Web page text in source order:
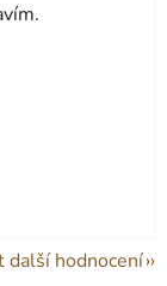
další hodnocení